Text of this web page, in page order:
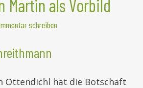
Martin als Vorbild
schreiben
Ottendichl hat die Botschaft